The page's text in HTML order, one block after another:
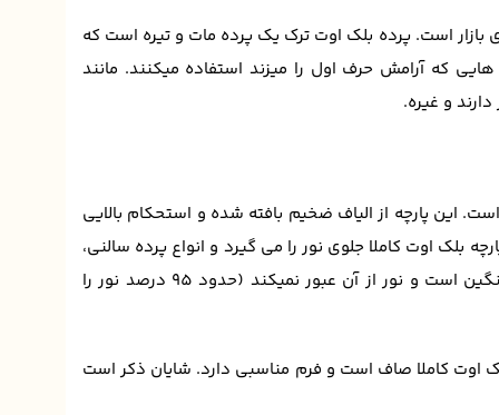
است. پرده بلک اوت ترک یک پرده مات و تیره است که
محیط هایی که آرامش حرف اول را میزند استفاده میکنند. مانند
و غیره.
این پارچه از الیاف ضخیم بافته شده و استحکام بالایی
بلک اوت کاملا جلوی نور را می گیرد و انواع پرده سالنی،
پرده اتاق خوابی، پرده پانچی و … را می توان با آن ساخت. بلک اوت پارچه ای نسبتا سنگین است و نور از آن عبور نمیکند (حدود 95 درصد نور را
اوت کاملا صاف است و فرم مناسبی دارد. شایان ذکر است